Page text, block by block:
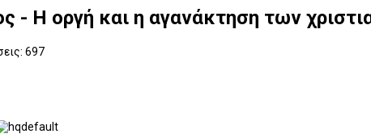
- Η οργή και η αγανάκτηση των
697